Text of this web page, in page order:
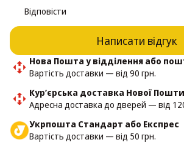
Відповісти
Написати відгук
Нова Пошта у відділення або
Вартість доставки — від 90 грн.
Кур’єрська доставка Нової Пошти
Адресна доставка до дверей — від
Укрпошта Стандарт або Експрес
Вартість доставки — від 50 грн.